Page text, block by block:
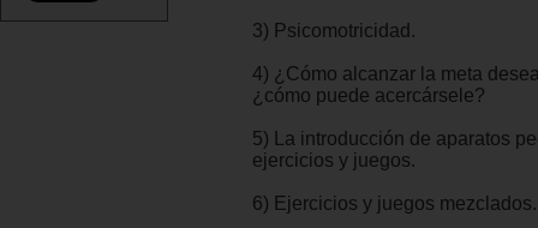
3) Psicomotricidad.
4) ¿Cómo alcanzar la meta
¿cómo puede acercársele?
5) La introducción de aparatos
ejercicios y juegos.
6) Ejercicios y juegos mezclados.